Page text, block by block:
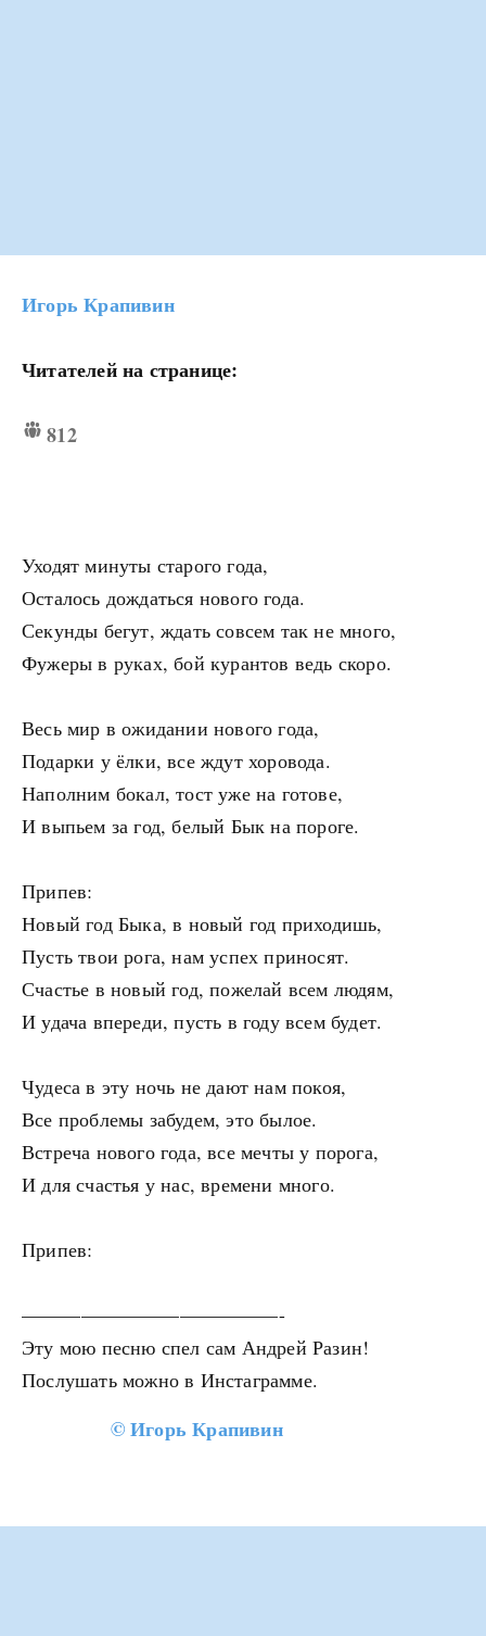
Игорь Крапивин
Читателей на странице:
812
Уходят минуты старого года,
Осталось дождаться нового года.
Секунды бегут, ждать совсем так не много,
Фужеры в руках, бой курантов ведь скоро.
Весь мир в ожидании нового года,
Подарки у ёлки, все ждут хоровода.
Наполним бокал, тост уже на готове,
И выпьем за год, белый Бык на пороге.
Припев:
Новый год Быка, в новый год приходишь,
Пусть твои рога, нам успех приносят.
Счастье в новый год, пожелай всем людям,
И удача впереди, пусть в году всем будет.
Чудеса в эту ночь не дают нам покоя,
Все проблемы забудем, это былое.
Встреча нового года, все мечты у порога,
И для счастья у нас, времени много.
Припев:
—————————————-
Эту мою песню спел сам Андрей Разин!
Послушать можно в Инстаграмме.
©Игорь Крапивин